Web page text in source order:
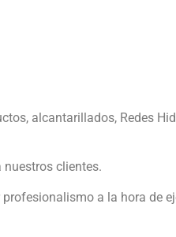
alcantarillados, Redes
clientes.
a la hora de